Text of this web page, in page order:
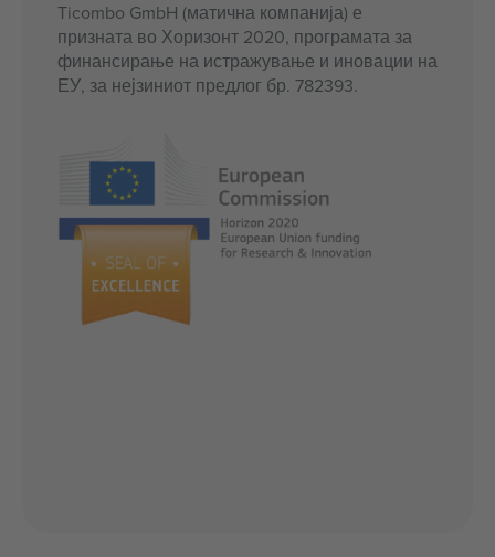
Ticombo GmbH (матична компанија) е
призната во Хоризонт 2020, програмата за
финансирање на истражување и иновации на
ЕУ, за нејзиниот предлог бр. 782393.